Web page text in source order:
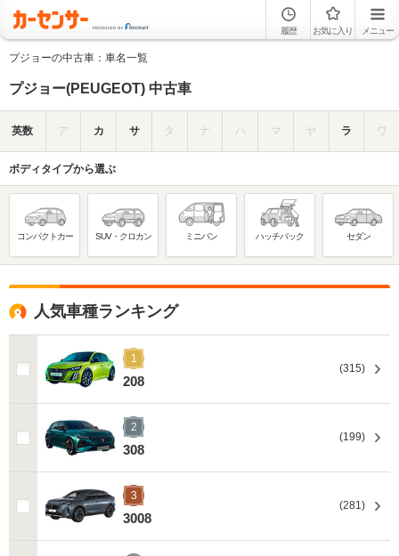
履歴 お気に入り メニュー
プジョーの中古車：車名一覧
プジョー(PEUGEOT) 中古車
英数 ア カ サ タ ナ ハ マ ヤ ラ ワ
ボディタイプから選ぶ
コンパクトカー SUV・クロカン ミニバン ハッチバック セダン
人気車種ランキング
1
208
(315)
2
308
(199)
3
3008
(281)